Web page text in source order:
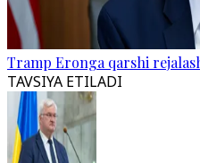
Tramp Eronga qarshi
TAVSIYA ETILADI